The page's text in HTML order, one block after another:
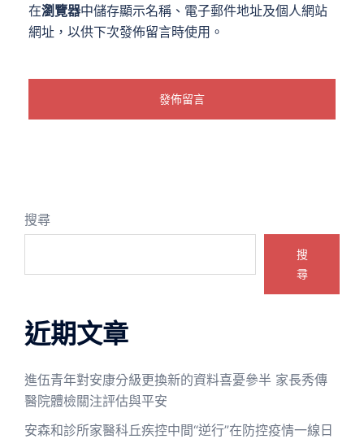
在瀏覽器中儲存顯示名稱、電子郵件地址及個人網站
網址，以供下次發佈留言時使用。
搜尋
搜
尋
近期文章
進伍青年對安康分級更換新的資料喜憂參半 家長秀傳
醫院體檢關注評估與平安
安森和診所家醫科丘疾控中間“逆行”在防控疫情一線日